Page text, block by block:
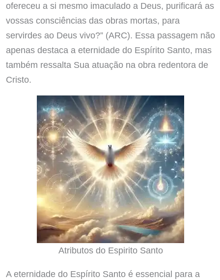
ofereceu a si mesmo imaculado a Deus, purificará as
vossas consciências das obras mortas, para
servirdes ao Deus vivo?” (ARC). Essa passagem não
apenas destaca a eternidade do Espírito Santo, mas
também ressalta Sua atuação na obra redentora de
Cristo.
Atributos do Espirito Santo
A eternidade do Espírito Santo é essencial para a